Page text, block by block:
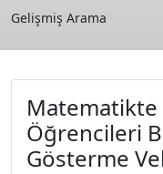
Gelişmiş Arama
Öğrencileri
Gösterme